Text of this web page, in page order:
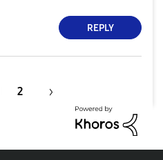
REPLY
2